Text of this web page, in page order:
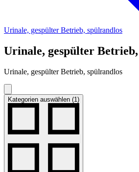
Urinale, gespülter Betrieb, spülrandlos
Urinale, gespülter
Urinale, gespülter Betrieb, spülrandlos
Kategorien auswählen (1)